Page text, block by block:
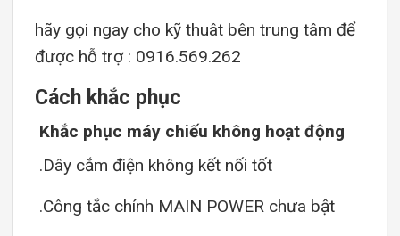
hãy gọi ngay cho kỹ thuât bên trung tâm để
được hỗ trợ : 0916.569.262
Cách khắc phục
Khắc phục máy chiếu không hoạt động
.Dây cắm điện không kết nối tốt
.Công tắc chính MAIN POWER chưa bật